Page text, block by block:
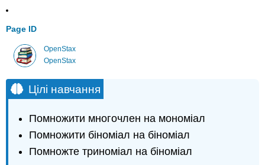
Page ID
OpenStax
OpenStax
Цілі навчання
Помножити многочлен на мономіал
Помножити біноміал на біноміал
Помножте триноміал на біноміал